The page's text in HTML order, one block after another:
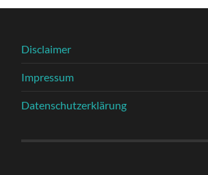
Disclaimer
Impressum
Datenschutzerklärung